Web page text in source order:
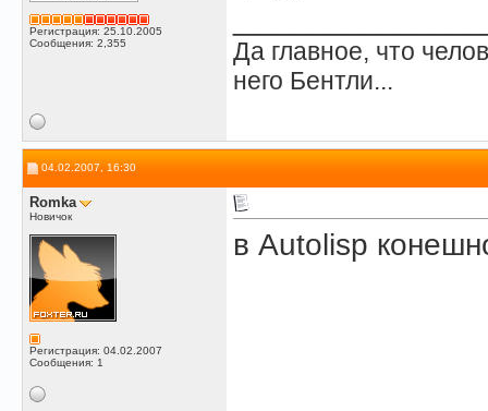
Регистрация: 25.10.2005
Сообщения: 2,355
Да главное, что
него Бентли...
04.02.2007, 16:30
Romka
Новичок
Регистрация: 04.02.2007
Сообщения: 1
в Autolisp